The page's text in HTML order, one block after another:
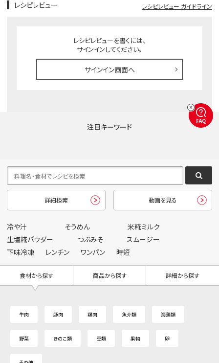
レシピレビュー レシピレビュー ガイドライン
レシピレビューを書くには、
サインインしてください。
サインイン画面へ
注目キーワード
詳細検索 動画を見る
冷や汁 そうめん
米糀ミルク
生塩糀パウダー
つぶみそ
スムージー
下味冷凍
レンチン ワンパン 時短
食材から探す 商品から探す 詳細から探す
牛肉 豚肉 鶏肉 魚介類 海藻類
野菜 きのこ類 豆類 果物 卵
FAQ